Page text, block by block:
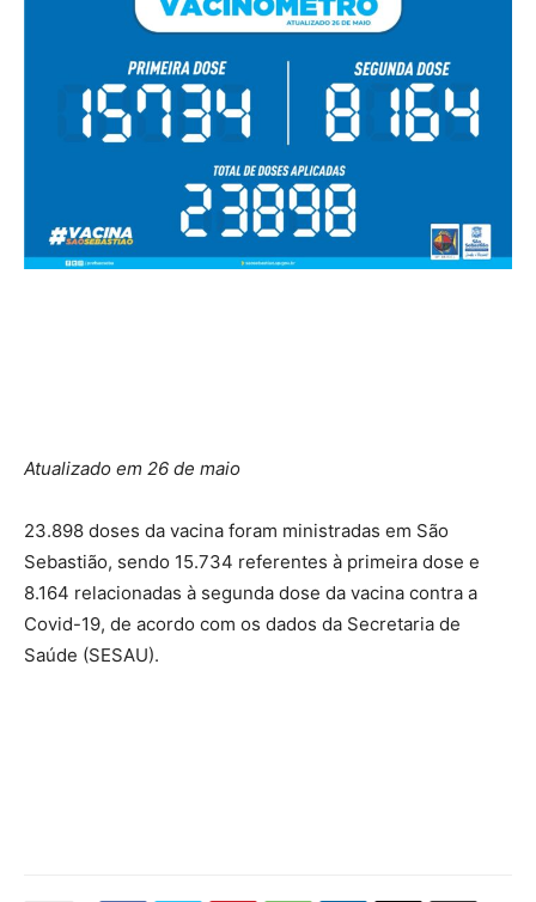
Atualizado em 26 de maio
23.898 doses da vacina foram ministradas em São
Sebastião, sendo 15.734 referentes à primeira dose e
8.164 relacionadas à segunda dose da vacina contra a
Covid-19, de acordo com os dados da Secretaria de
Saúde (SESAU).